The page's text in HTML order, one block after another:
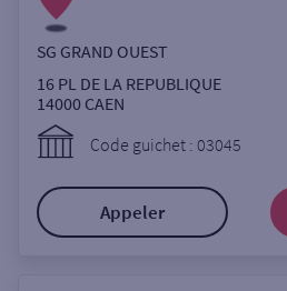
Ouverte le samedi
SG GRAND OUEST
16 PL DE LA REPUBLIQUE
14000 CAEN
Code guichet : 03045
Appeler